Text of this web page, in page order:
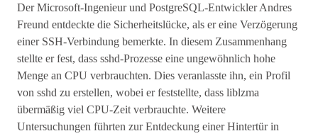
Der Microsoft-Ingenieur und PostgreSQL-Entwickler Andres
Freund entdeckte die Sicherheitslücke, als er eine Verzögerung
einer SSH-Verbindung bemerkte. In diesem Zusammenhang
stellte er fest, dass sshd-Prozesse eine ungewöhnlich hohe
Menge an CPU verbrauchten. Dies veranlasste ihn, ein Profil
von sshd zu erstellen, wobei er feststellte, dass liblzma
übermäßig viel CPU-Zeit verbrauchte. Weitere
Untersuchungen führten zur Entdeckung einer Hintertür in